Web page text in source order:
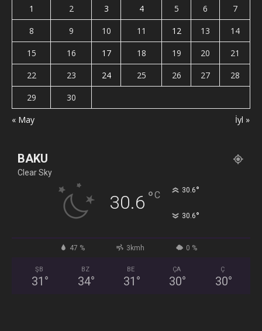
« May İyl »
1 2 3 4 5 6
7
8
9 10 11 12 13
14
15
16 17 18 19 20
21
22
23 24 25 26 27
28
29
30
BAKU
Clear Sky
30.6 °C 30.6°
30.6°
47 % 3kmh 0 %
ŞB
31 °
BZ
34°
BE
31 °
ÇA
30°
Ç
30°